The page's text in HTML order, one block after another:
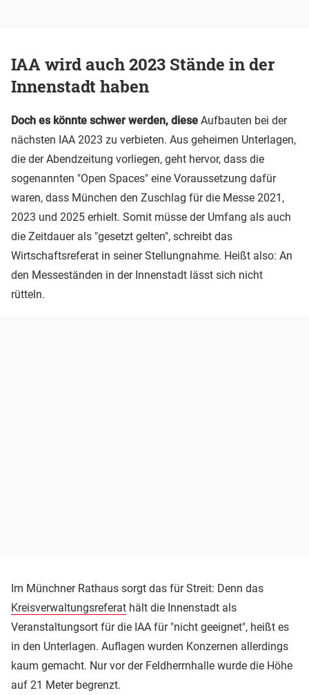
IAA wird auch 2023 Stände in der
Innenstadt haben
Doch es könnte schwer werden, diese Aufbauten bei der
nächsten IAA 2023 zu verbieten. Aus geheimen Unterlagen,
die der Abendzeitung vorliegen, geht hervor, dass die
sogenannten "Open Spaces" eine Voraussetzung dafür
waren, dass München den Zuschlag für die Messe 2021,
2023 und 2025 erhielt. Somit müsse der Umfang als auch
die Zeitdauer als "gesetzt gelten", schreibt das
Wirtschaftsreferat in seiner Stellungnahme. Heißt also: An
den Messeständen in der Innenstadt lässt sich nicht
rütteln.
Im Münchner Rathaus sorgt das für Streit: Denn das
Kreisverwaltungsreferat hält die Innenstadt als
Veranstaltungsort für die IAA für "nicht geeignet", heißt es
in den Unterlagen. Auflagen wurden Konzernen allerdings
kaum gemacht. Nur vor der Feldherrnhalle wurde die Höhe
auf 21 Meter begrenzt.